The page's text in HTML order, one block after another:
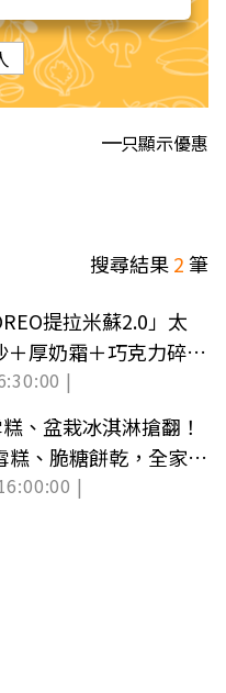
只顯示優惠
搜尋結果2筆
提拉米蘇2.0」太
＋厚奶霜＋巧克力碎
乾
|
、盆栽冰淇淋搶翻！
糕、脆糖餅乾，全家有
|